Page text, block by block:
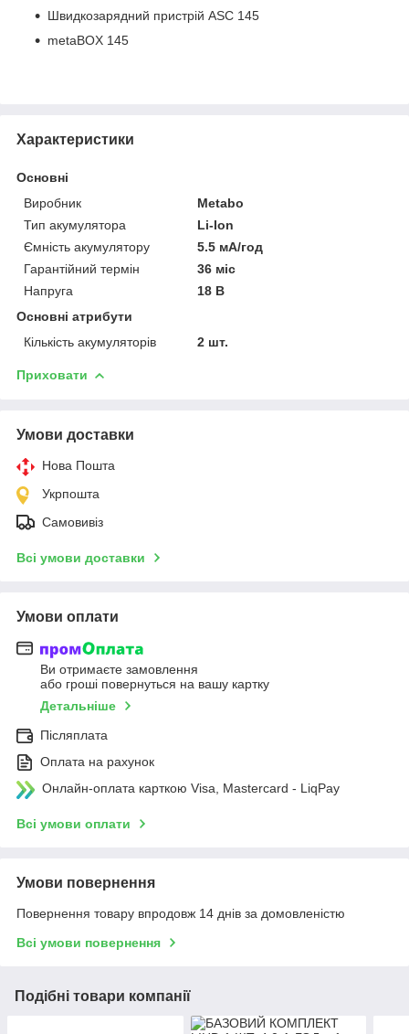
Швидкозарядний пристрій ASC 145
metaBOX 145
Характеристики
Основні
Виробник
Metabo
Тип акумулятора
Li-Ion
Ємність акумулятору
5.5 мА/год
Гарантійний термін
36 міс
Напруга
18 В
Основні атрибути
Кількість акумуляторів
2 шт.
Приховати
Умови доставки
Нова Пошта
Укрпошта
Самовивіз
Всі умови доставки
Умови оплати
Ви отримаєте замовлення
або гроші повернуться на вашу картку
Детальніше
Післяплата
Оплата на рахунок
Онлайн-оплата карткою Visa, Mastercard - LiqPay
Всі умови оплати
Умови повернення
Повернення товару впродовж 14 днів за домовленістю
Всі умови повернення
Подібні товари компанії